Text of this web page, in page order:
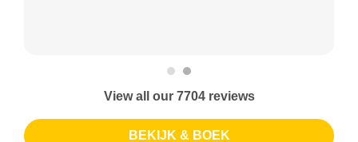
View all our 7704 reviews
BEKIJK & BOEK